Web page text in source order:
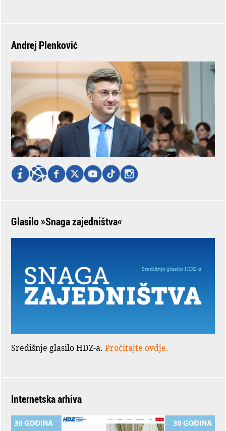
Andrej Plenković
Glasilo »Snaga zajedništva«
Središnje glasilo HDZ-a. Pročitajte ovdje.
Internetska arhiva